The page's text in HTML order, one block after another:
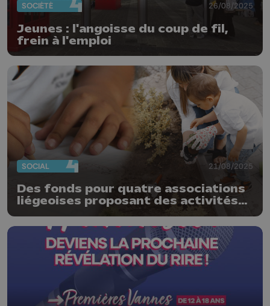
SOCIÉTÉ 26/08/2025
Jeunes : l'angoisse du coup de fil,
frein à l'emploi
SOCIAL 21/08/2025
Des fonds pour quatre associations
liégeoises proposant des activités